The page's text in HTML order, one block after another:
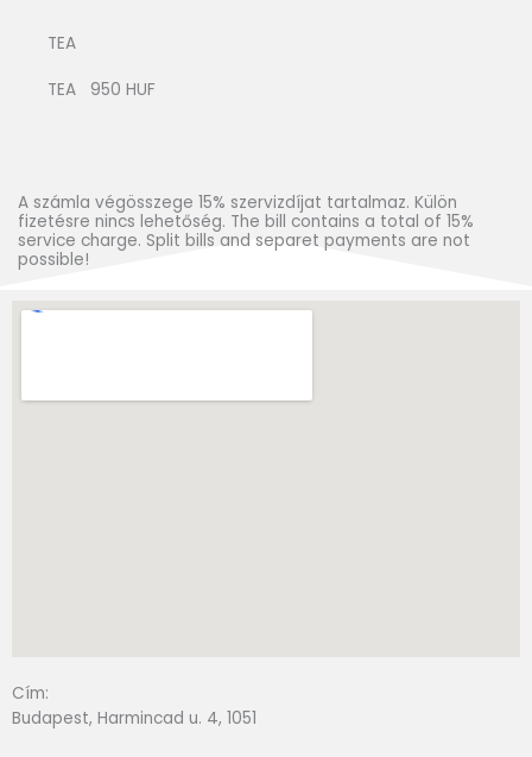
TEA
TEA 950 HUF
A számla végösszege 15% szervizdíjat tartalmaz. Külön
fizetésre nincs lehetőség. The bill contains a total of 15%
service charge. Split bills and separet payments are not
possible!
Cím:
Budapest, Harmincad u. 4, 1051